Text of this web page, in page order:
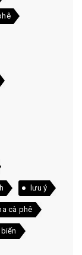
lưu ý
cà phê